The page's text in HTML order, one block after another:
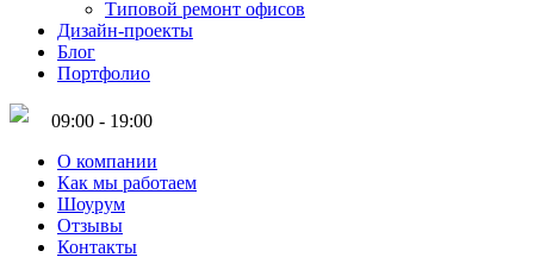
Типовой ремонт офисов
Дизайн-проекты
Блог
Портфолио
09:00 - 19:00
О компании
Как мы работаем
Шоурум
Отзывы
Контакты